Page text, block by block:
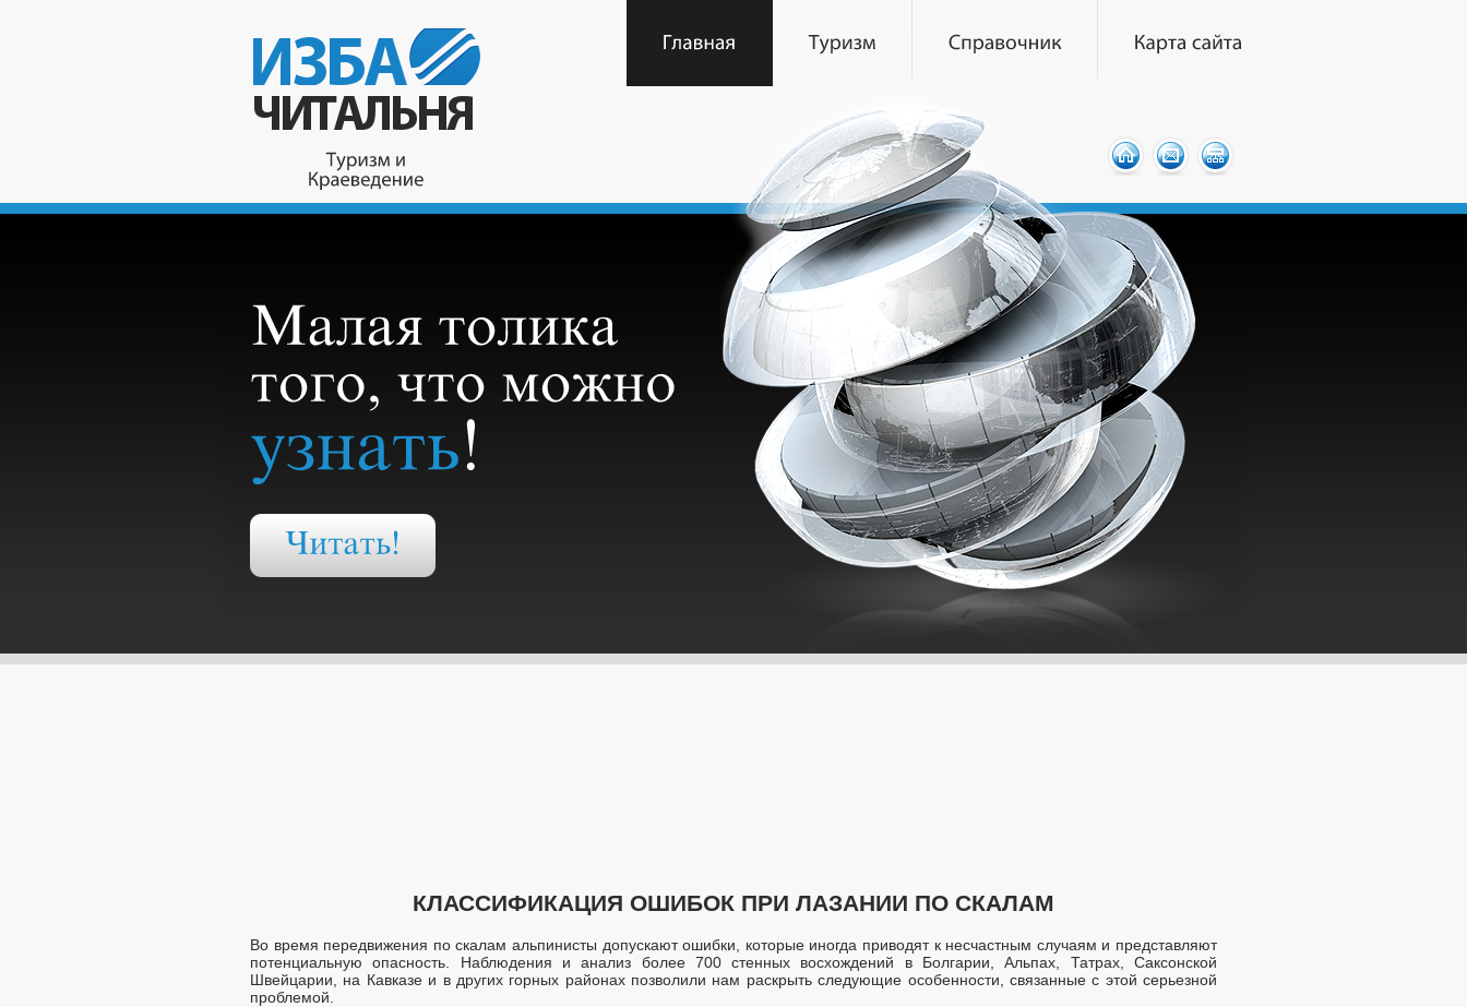
КЛАССИФИКАЦИЯ ОШИБОК ПРИ ЛАЗАНИИ ПО СКАЛАМ
Во время передвижения по скалам альпинисты допускают ошибки, которые иногда приводят к несчастным случаям и представляют
потенциальную опасность. Наблюдения и анализ более 700 стенных восхождений в Болгарии, Альпах, Татрах, Саксонской
Швейцарии, на Кавказе и в других горных районах позволили нам раскрыть следующие особенности, связанные с этой серьезной
проблемой.